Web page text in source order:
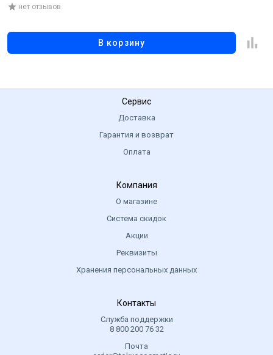
нет отзывов
В корзину
Сервис
Доставка
Гарантия и возврат
Оплата
Компания
О магазине
Система скидок
Акции
Реквизиты
Хранения персональных данных
Контакты
Служба поддержки
8 800 200 76 32
Почта